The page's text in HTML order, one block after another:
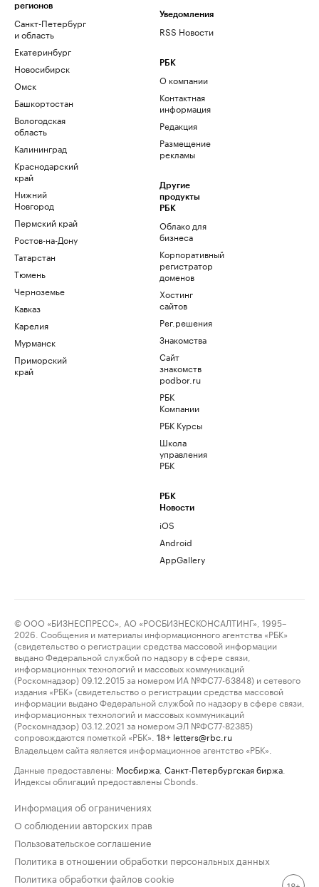
регионов
Санкт-Петербург
и область
Екатеринбург
Новосибирск
Омск
Башкортостан
Вологодская
область
Калининград
Краснодарский
край
Нижний
Новгород
Пермский край
Ростов-на-Дону
Татарстан
Тюмень
Черноземье
Кавказ
Карелия
Мурманск
Приморский
край
Уведомления
RSS Новости
РБК
О компании
Контактная
информация
Редакция
Размещение
рекламы
Другие
продукты
РБК
Облако для
бизнеса
Корпоративный
регистратор
доменов
Хостинг
сайтов
Рег.решения
Знакомства
Сайт
знакомств
podbor.ru
РБК
Компании
РБК Курсы
Школа
управления
РБК
РБК
Новости
iOS
Android
AppGallery
© ООО «БИЗНЕСПРЕСС», АО «РОСБИЗНЕСКОНСАЛТИНГ», 1995–
2026. Сообщения и материалы информационного агентства «РБК»
(свидетельство о регистрации средства массовой информации
выдано Федеральной службой по надзору в сфере связи,
информационных технологий и массовых коммуникаций
(Роскомнадзор) 09.12.2015 за номером ИА №ФС77-63848) и сетевого
издания «РБК» (свидетельство о регистрации средства массовой
информации выдано Федеральной службой по надзору в сфере связи,
информационных технологий и массовых коммуникаций
(Роскомнадзор) 03.12.2021 за номером ЭЛ №ФС77-82385)
сопровождаются пометкой «РБК».
18+ letters@rbc.ru
Владельцем сайта является информационное агентство «РБК».
Данные предоставлены: Мосбиржа Санкт-Петербургская биржа
Индексы облигаций предоставлены Cbonds.
Информация об ограничениях
О соблюдении авторских прав
Пользовательское соглашение
Политика в отношении обработки персональных данных
Политика обработки файлов cookie